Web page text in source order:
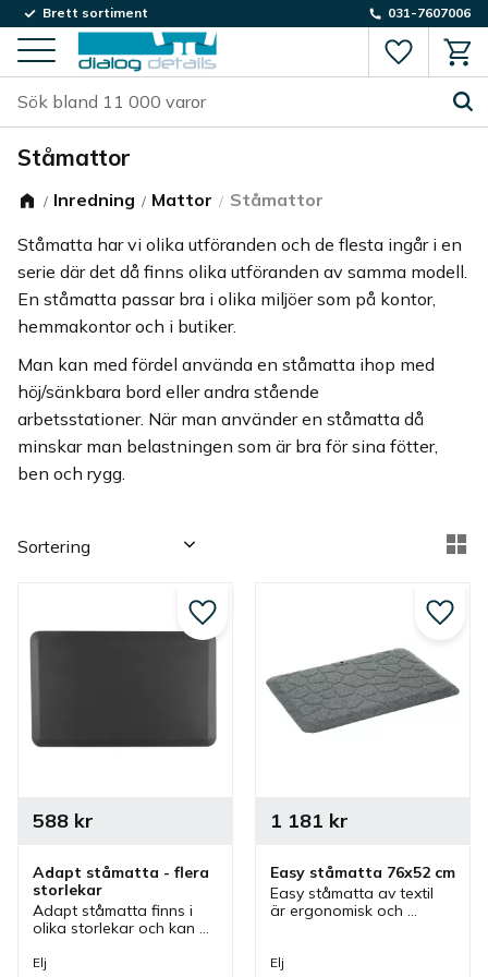
Meny
Brett sortiment 031-7607006
Ståmattor
Inredning Mattor Ståmattor
Ståmatta har vi olika utföranden och de flesta ingår i en
serie där det då finns olika utföranden av samma modell.
En ståmatta passar bra i olika miljöer som på kontor,
hemmakontor och i butiker.
Man kan med fördel använda en ståmatta ihop med
höj/sänkbara bord eller andra stående
arbetsstationer. När man använder en ståmatta då
minskar man belastningen som är bra för sina fötter,
ben och rygg.
Välj sortering
Adapt ståmatta - flera
storlekar
Adapt ståmatta finns i
olika storlekar och kan
hemmakontor eller i
588kr
Elj
Lägg till i favoriter
Easy ståmatta 76x52 cm
Easy ståmatta av textil
är ergonomisk och
Det finns även hål för
1 181 kr
Elj
Lägg